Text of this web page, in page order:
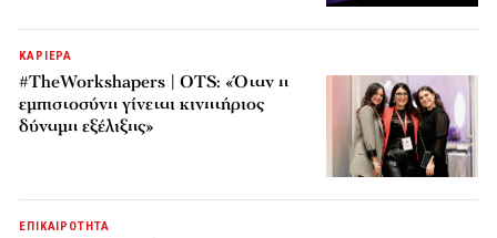
ΚΑΡΙΕΡΑ
#TheWorkshapers | OTS: «Όταν η
εμπιστοσύνη γίνεται κινητήριος
δύναμη εξέλιξης»
ΕΠΙΚΑΙΡΟΤΗΤΑ